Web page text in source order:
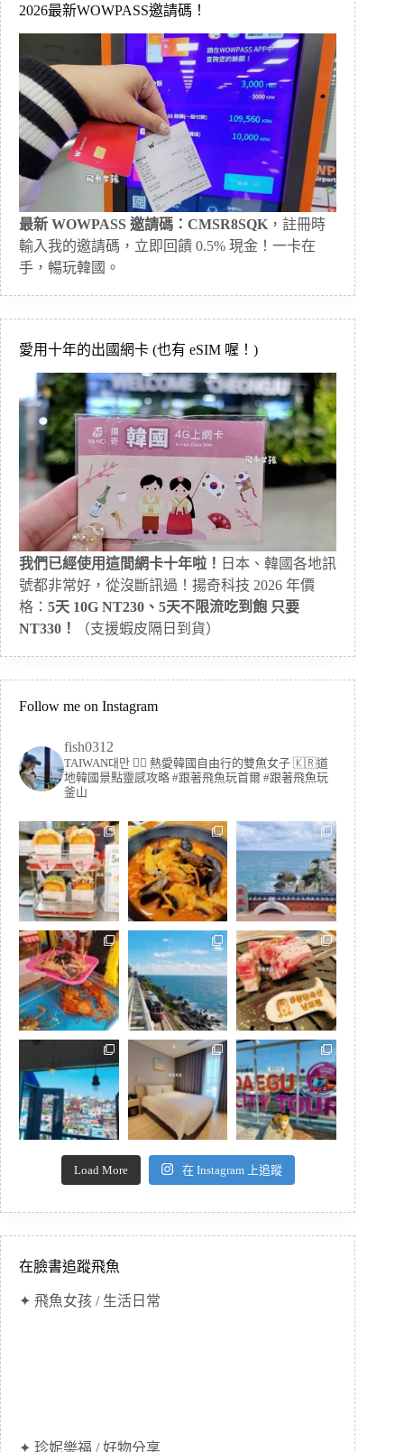
2026最新WOWPASS邀請碼！
最新 WOWPASS 邀請碼：CMSR8SQK ，註冊時
輸入我的邀請碼，立即回饋 0.5% 現金！一卡在
手，暢玩韓國。
愛用十年的出國網卡 (也有 eSIM 喔！)
我們已經使用這間網卡十年啦！ 日本、韓國各地訊
號都非常好，從沒斷訊過！揚奇科技 2026 年價
格： 5天 10G NT230、5天不限流吃到飽 只要
NT330！
（支援蝦皮隔日到貨）
Follow me on Instagram
fish0312
TAIWAN대만 🏳️‍🌈 熱愛韓國自由行的雙魚女子 🇰🇷道
地韓國景點靈感攻略 #跟著飛魚玩首爾 #跟著飛魚玩
釜山
Load More 在 Instagram 上追蹤
在臉書追蹤飛魚
✦ 飛魚女孩 / 生活日常
✦ 珍妮樂福 / 好物分享